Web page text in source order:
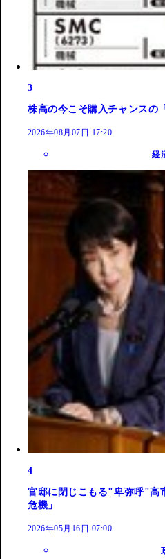
3
株高の今こそ購入チャンスの
2026年08月07日 17:20
経
4
官邸に閉じこもる"卑弥呼"高
危機」
2026年05月16日 07:00